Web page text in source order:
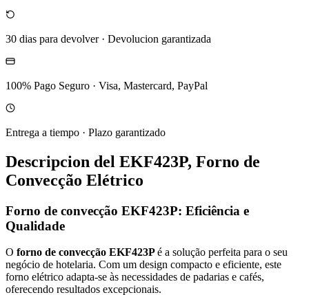
30 dias para devolver· Devolucion garantizada
100% Pago Seguro · Visa, Mastercard, PayPal
Entrega a tiempo · Plazo garantizado
Descripcion del EKF423P, Forno de
Convecção Elétrico
Forno de convecção EKF423P: Eficiência e
Qualidade
O forno de convecção EKF423Pé a solução perfeita para o seu
negócio de hotelaria. Com um design compacto e eficiente, este
forno elétrico adapta-se às necessidades de padarias e cafés,
oferecendo resultados excepcionais.